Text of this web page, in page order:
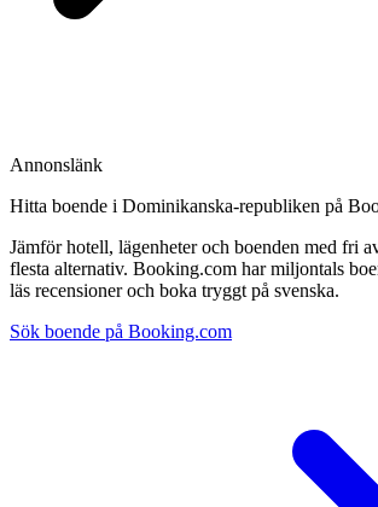
Annonslänk
Hitta boende i Dominikanska-republiken på
Jämför hotell, lägenheter och boenden med fri
flesta alternativ. Booking.com har miljontals
läs recensioner och boka tryggt på svenska.
Sök boende på Booking.com